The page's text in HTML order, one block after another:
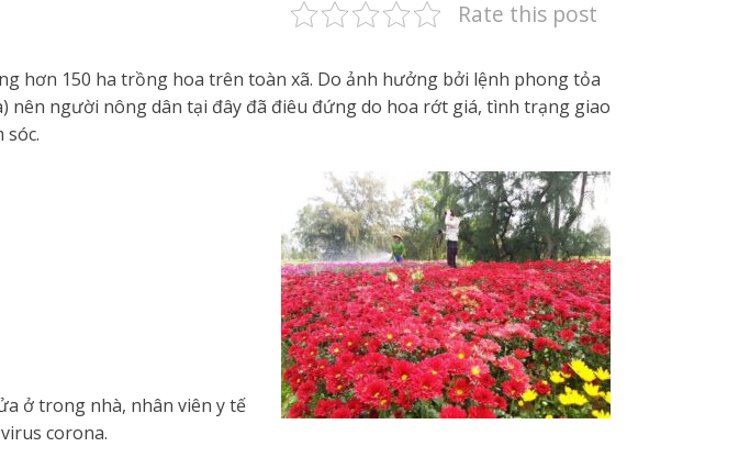
Rate this post
hơn 150 ha trồng hoa trên toàn xã. Do ảnh hưởng bởi lệnh phong tỏa
nên người nông dân tại đây đã điêu đứng do hoa rớt giá, tình trạng giao
ở trong nhà, nhân viên y tế
corona.